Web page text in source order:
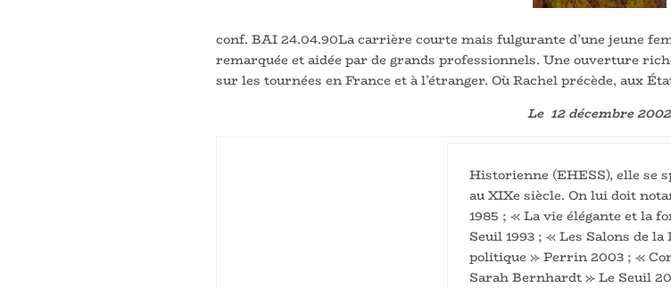
conf. BAI 24.04.90La carrière courte mais fulgurante d’une jeune
remarquée et aidée par de grands professionnels. Une ouverture
sur les tournées en France et à l’étranger. Où Rachel précède, aux
Le 12 décembre 2002
Historienne (EHESS), elle se
au XIXe siècle. On lui doit
1985 ; « La vie élégante et la
Seuil 1993 ; « Les Salons de
politique » Perrin 2003 ; «
Sarah Bernhardt » Le Seuil